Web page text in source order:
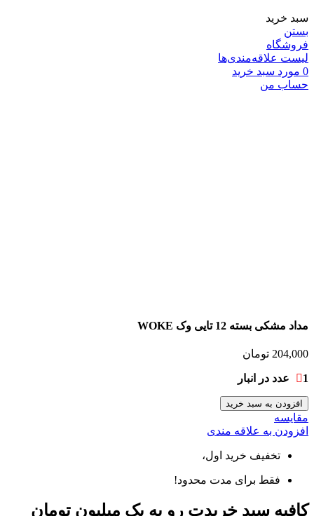
سبد خرید
بستن
فروشگاه
لیست علاقه‌مندی‌ها
0 مورد سبد خرید
حساب من
مداد مشکی بسته 12 تایی وک WOKE
204,000 تومان
1 عدد در انبار
افزودن به سبد خرید
مقايسه
افزودن به علاقه مندی
تخفیف خرید اول،
فقط برای مدت محدود!
کافیه سبد خریدت رو به یک میلیون تومان